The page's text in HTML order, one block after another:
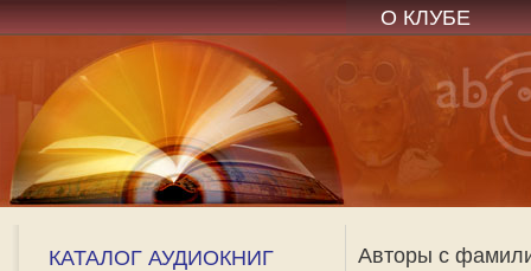
О КЛУБЕ
КАТАЛОГ АУДИОКНИГ Авторы с